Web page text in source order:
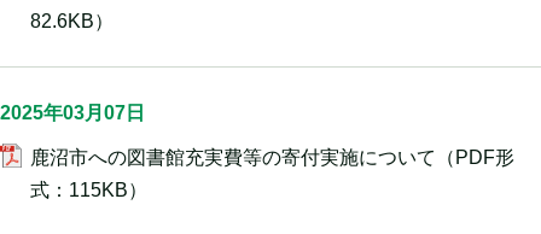
82.6KB）
2025年03月07日
鹿沼市への図書館充実費等の寄付実施について
（PDF形
式：115KB）